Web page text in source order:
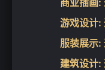
商业插画:
游戏设计:
服装展示:
建筑设计: